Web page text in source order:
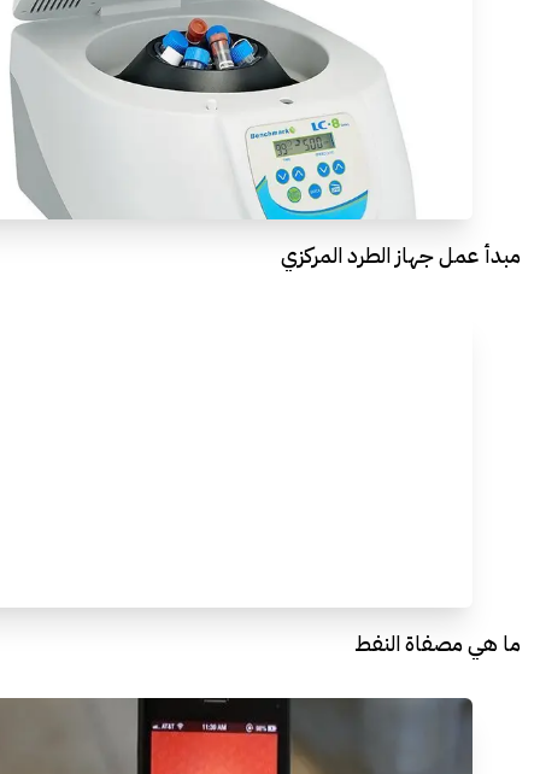
مبدأ عمل جهاز الطرد المركزي
ما هي مصفاة النفط